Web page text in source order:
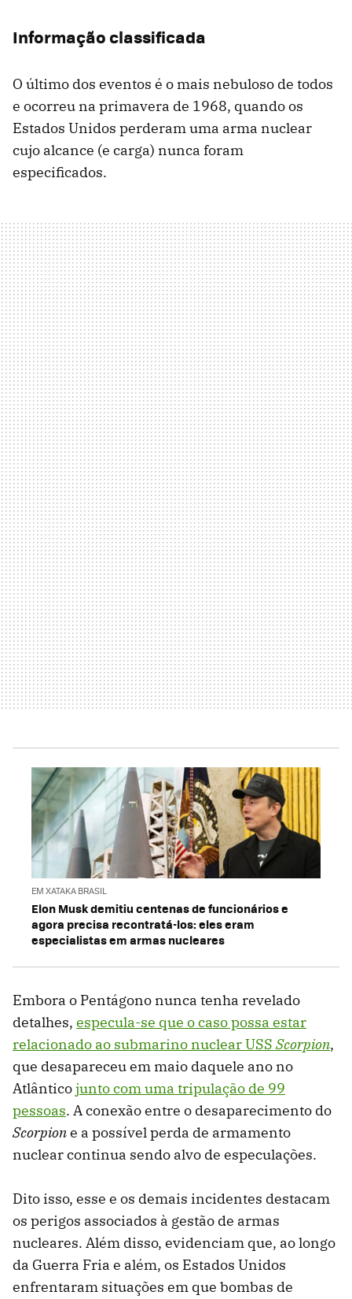
Informação classificada
O último dos eventos é o mais nebuloso de todos
e ocorreu na primavera de 1968, quando os
Estados Unidos perderam uma arma nuclear
cujo alcance (e carga) nunca foram
especificados.
EM XATAKA BRASIL
Elon Musk demitiu centenas de funcionários e
agora precisa recontratá-los: eles eram
especialistas em armas nucleares
Embora o Pentágono nunca tenha revelado
detalhes, especula-se que o caso possa estar
relacionado ao submarino nuclear USS Scorpion,
que desapareceu em maio daquele ano no
Atlânticojunto com uma tripulação de 99
pessoas. A conexão entre o desaparecimento do
Scorpione a possível perda de armamento
nuclear continua sendo alvo de especulações.
Dito isso, esse e os demais incidentes destacam
os perigos associados à gestão de armas
nucleares. Além disso, evidenciam que, ao longo
da Guerra Fria e além, os Estados Unidos
enfrentaram situações em que bombas de